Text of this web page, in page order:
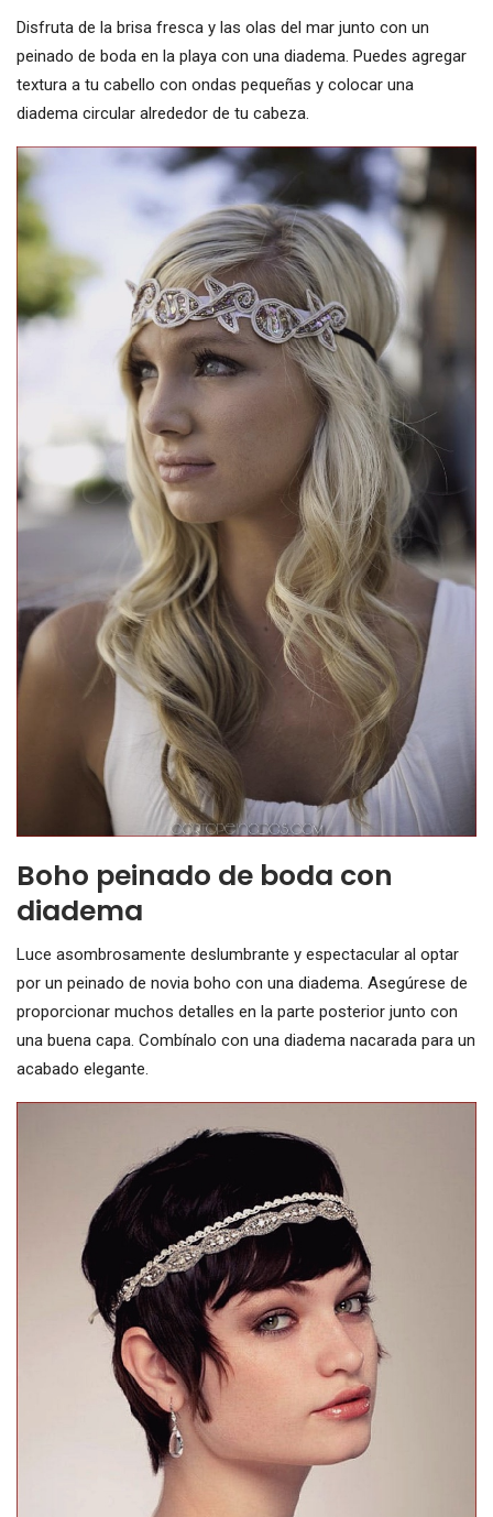
Disfruta de la brisa fresca y las olas del mar junto con un
peinado de boda en la playa con una diadema. Puedes agregar
textura a tu cabello con ondas pequeñas y colocar una
diadema circular alrededor de tu cabeza.
Boho peinado de boda con
diadema
Luce asombrosamente deslumbrante y espectacular al optar
por un peinado de novia boho con una diadema. Asegúrese de
proporcionar muchos detalles en la parte posterior junto con
una buena capa. Combínalo con una diadema nacarada para un
acabado elegante.